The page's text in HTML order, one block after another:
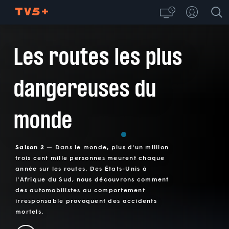
Les routes les plus
dangereuses du
monde
Saison 2 — Dans le monde, plus d'un million
trois cent mille personnes meurent chaque
année sur les routes. Des États-Unis à
l'Afrique du Sud, nous découvrons comment
des automobilistes au comportement
irresponsable provoquent des accidents
mortels.